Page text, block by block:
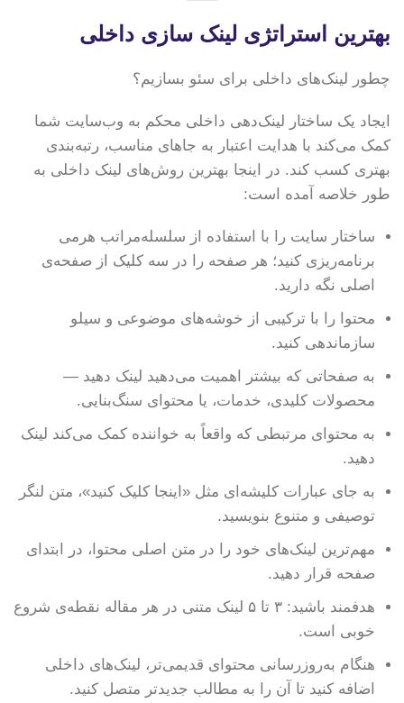
بهترین استراتژی لینک سازی داخلی
چطور لینک‌های داخلی برای سئو بسازیم؟
ایجاد یک ساختار لینک‌دهی داخلی محکم به وب‌سایت شما
کمک می‌کند با هدایت اعتبار به جاهای مناسب، رتبه‌بندی
بهتری کسب کند. در اینجا بهترین روش‌های لینک داخلی به
طور خلاصه آمده است:
ساختار سایت را با استفاده از سلسله‌مراتب هرمی
برنامه‌ریزی کنید؛ هر صفحه را در سه کلیک از صفحه‌ی
اصلی نگه دارید.
محتوا را با ترکیبی از خوشه‌های موضوعی و سیلو
سازماندهی کنید.
به صفحاتی که بیشتر اهمیت می‌دهید لینک دهید —
محصولات کلیدی، خدمات، یا محتوای سنگ‌بنایی.
به محتوای مرتبطی که واقعاً به خواننده کمک می‌کند لینک
دهید.
به جای عبارات کلیشه‌ای مثل «اینجا کلیک کنید»، متن لنگر
توصیفی و متنوع بنویسید.
مهم‌ترین لینک‌های خود را در متن اصلی محتوا، در ابتدای
صفحه قرار دهید.
هدفمند باشید: ۳ تا ۵ لینک متنی در هر مقاله نقطه‌ی شروع
خوبی است.
هنگام به‌روزرسانی محتوای قدیمی‌تر، لینک‌های داخلی
اضافه کنید تا آن را به مطالب جدیدتر متصل کنید.